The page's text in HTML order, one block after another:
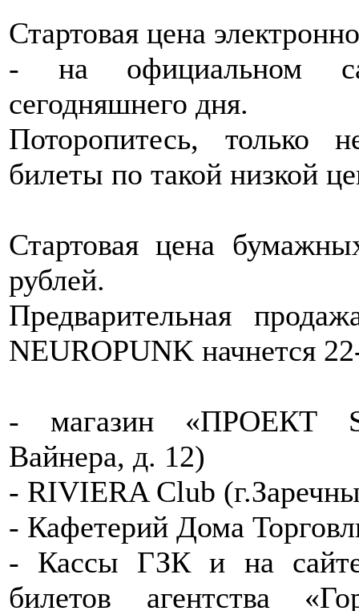
Стартовая цена
- на официальном
сегодняшнего дня.
Поторопитесь, только
билеты по такой низкой
Стартовая цена
рублей.
Предварительная
NEUROPUNK начнется
- магазин «ПРОЕКТ
Вайнера, д. 12)
- RIVIERA Club
- Кафетерий Дома
- Кассы ГЗК и на
билетов агентства